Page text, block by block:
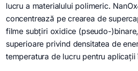
lucru a materialului polimeric.
concentrează pe crearea de
filme subțiri oxidice (pseudo-
superioare privind densitatea de
temperatura de lucru pentru aplicații